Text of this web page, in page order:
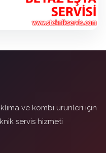
ve kombi ürünleri için
servis hizmeti